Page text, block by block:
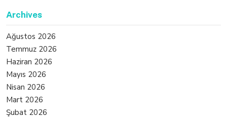
Archives
Ağustos 2026
Temmuz 2026
Haziran 2026
Mayıs 2026
Nisan 2026
Mart 2026
Şubat 2026